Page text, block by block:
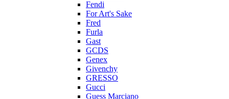
Fendi
For Art's Sake
Fred
Furla
Gast
GCDS
Genex
Givenchy
GRESSO
Gucci
Guess Marciano